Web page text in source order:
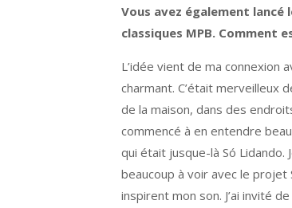
Vous avez également lancé
classiques MPB. Comment
L’idée vient de ma connexion
charmant. C’était merveilleux
de la maison, dans des
commencé à en entendre
qui était jusque-là Só
beaucoup à voir avec le
inspirent mon son. J’ai invité